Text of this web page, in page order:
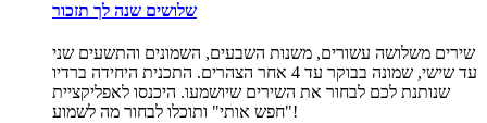
שלושים שנה לך תזכור
שירים משלושה עשורים, משנות השבעים, השמונים והתשעים שני
עד שישי, שמונה בבוקר עד 4 אחר הצהרים. התכנית היחידה ברדיו
שנותנת לכם לבחור את השירים שיושמעו. היכנסו לאפליקציית
"חפש אותי" ותוכלו לבחור מה לשמוע!